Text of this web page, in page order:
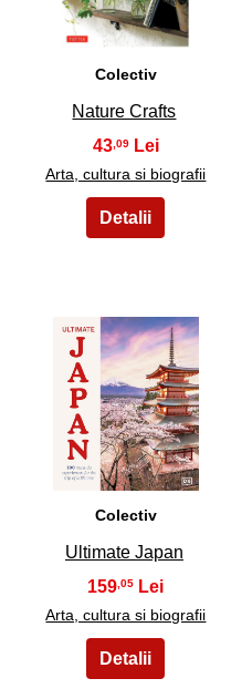
Colectiv
Nature Crafts
43 ,09
Arta, cultura si biografii
24
Colectiv
Ultimate Japan
159,05
Arta, cultura si biografii